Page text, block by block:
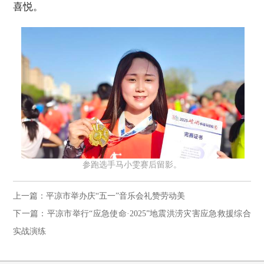
喜悦。
参跑选手马小雯赛后留影。
上一篇：平凉市举办庆“五一”音乐会礼赞劳动美
下一篇：平凉市举行“应急使命·2025”地震洪涝灾害应急救援综合
实战演练